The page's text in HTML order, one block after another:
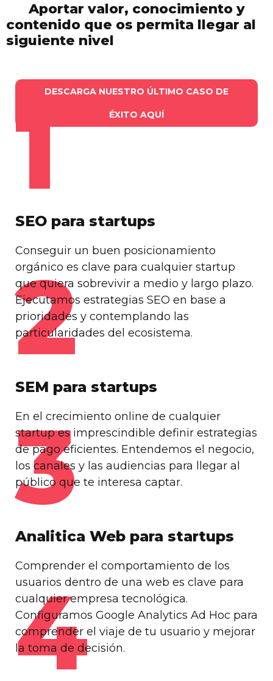
Aportar valor, conocimiento y
contenido que os permita llegar al
siguiente nivel
DESCARGA NUESTRO ÚLTIMO CASO DE
ÉXITO AQUÍ
1
SEO para startups
Conseguir un buen posicionamiento
orgánico es clave para cualquier startup
que quiera sobrevivir a medio y largo plazo.
Ejecutamos estrategias SEO en base a
prioridades y contemplando las
particularidades del ecosistema.
2
SEM para startups
En el crecimiento online de cualquier
startup es imprescindible definir estrategias
de pago eficientes. Entendemos el negocio,
los canales y las audiencias para llegar al
público que te interesa captar.
3
Analitica Web para startups
Comprender el comportamiento de los
usuarios dentro de una web es clave para
cualquier empresa tecnológica.
Configuramos Google Analytics Ad Hoc para
comprender el viaje de tu usuario y mejorar
la toma de decisión.
4